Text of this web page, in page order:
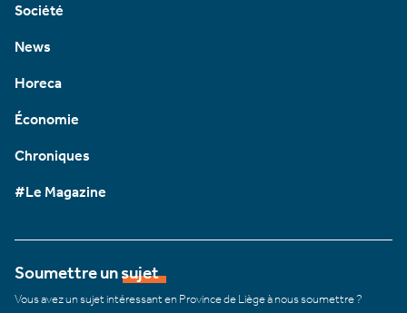
Société
News
Horeca
Économie
Chroniques
#Le Magazine
Soumettre un sujet
Vous avez un sujet intéressant en Province de Liège à nous soumettre ?